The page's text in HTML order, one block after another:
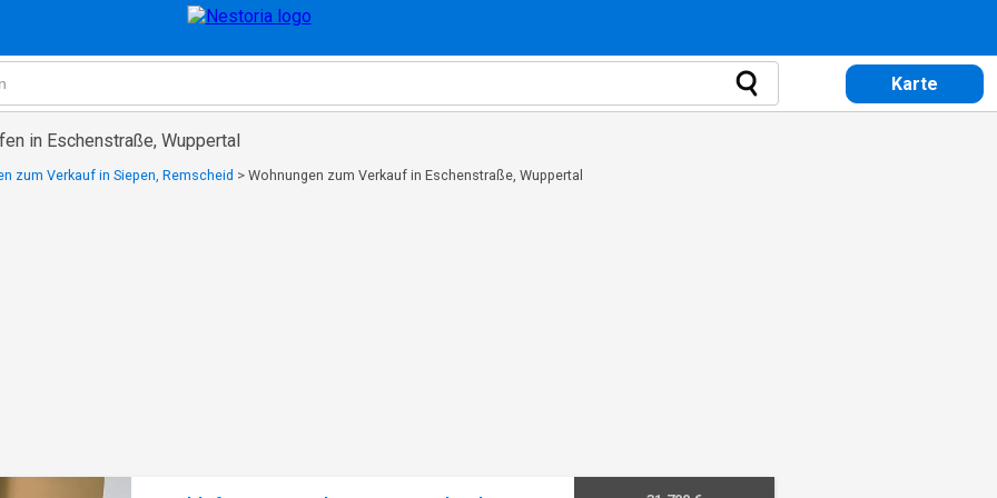
Karte
in Eschenstraße, Wuppertal
zum Verkauf in Siepen, Remscheid > Wohnungen zum Verkauf in Eschenstraße, Wuppertal